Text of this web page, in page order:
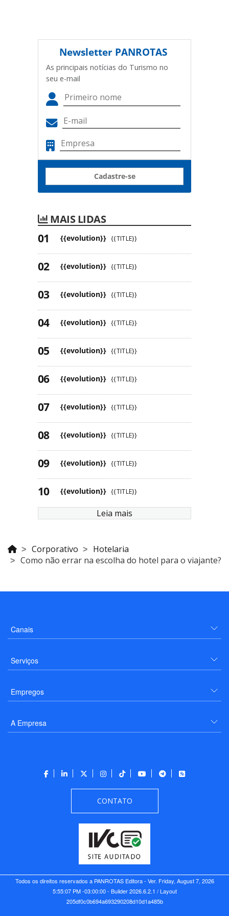
Newsletter PANROTAS
As principais notícias do Turismo no
seu e-mail
Cadastre-se
MAIS LIDAS
{{evolution}} {{TITLE}}
{{evolution}} {{TITLE}}
{{evolution}} {{TITLE}}
{{evolution}} {{TITLE}}
{{evolution}} {{TITLE}}
{{evolution}} {{TITLE}}
{{evolution}} {{TITLE}}
{{evolution}} {{TITLE}}
{{evolution}} {{TITLE}}
{{evolution}} {{TITLE}}
Leia mais
Corporativo
Hotelaria
Como não errar na escolha do hotel para o viajante?
Canais
Serviços
Empregos
A Empresa
CONTATO
Todos os direitos reservados a PANROTAS Editora - Ver. Friday, August 7, 2026
5:55:07 PM -03:00:00 - Builder 2026.6.2.1 / Layout
205df0c0b694a693290208d10d1a485b